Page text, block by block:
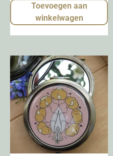
Toevoegen aan
winkelwagen